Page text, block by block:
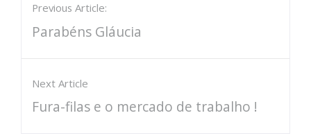
Previous Article:
Parabéns Gláucia
Next Article
Fura-filas e o mercado de trabalho !